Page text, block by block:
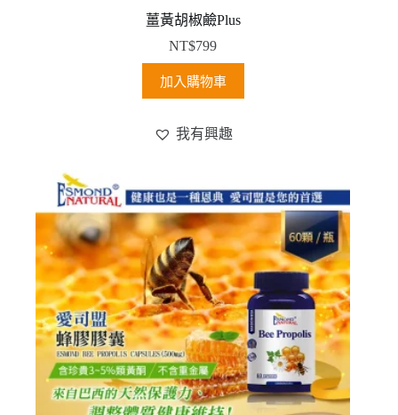
薑黃胡椒鹼Plus
NT$799
加入購物車
我有興趣